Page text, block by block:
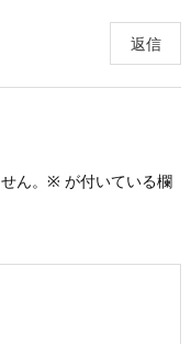
返信
ん。 ※ が付いている欄